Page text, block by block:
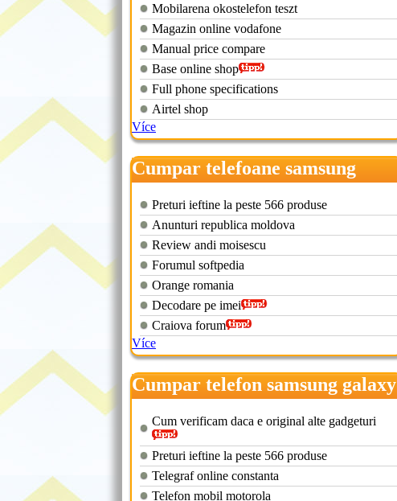
Mobilarena okostelefon teszt
Magazin online vodafone
Manual price compare
Base online shop
Full phone specifications
Airtel shop
Více
Cumpar telefoane samsung
galaxy s3
Preturi ieftine la peste 566 produse
Anunturi republica moldova
Review andi moisescu
Forumul softpedia
Orange romania
Decodare pe imei
Craiova forum
Více
Cumpar telefon samsung galaxy
s4
Cum verificam daca e original alte gadgeturi
Preturi ieftine la peste 566 produse
Telegraf online constanta
Telefon mobil motorola